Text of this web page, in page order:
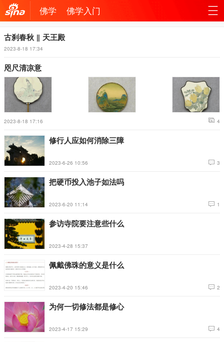
机新
航
佛学 佛学入门
古刹春秋 ‖ 天王殿
2023-8-18 17:34
咫尺清凉意
2023-8-18 17:16 4
修行人应如何消除三障
2023-6-26 10:56 3
把硬币投入池子如法吗
2023-6-20 11:14 1
参访寺院要注意些什么
2023-4-28 15:37
佩戴佛珠的意义是什么
2023-4-20 15:46 2
为何一切修法都是修心
2023-4-17 15:29 4